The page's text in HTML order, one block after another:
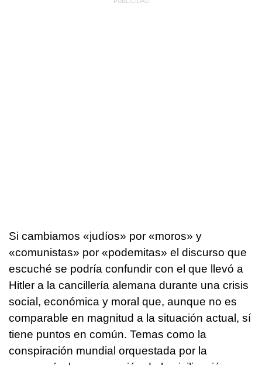
Si cambiamos «judíos» por «moros» y
«comunistas» por «podemitas» el discurso que
escuché se podría confundir con el que llevó a
Hitler a la cancillería alemana durante una crisis
social, económica y moral que, aunque no es
comparable en magnitud a la situación actual, sí
tiene puntos en común. Temas como la
conspiración mundial orquestada por la